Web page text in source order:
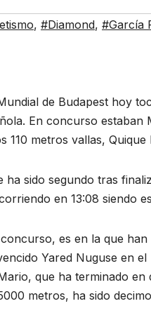
, #Diamond, #García
de Budapest hoy
En concurso
metros vallas, Quique
sido segundo tras
en 13:08 siendo
es en la que
Yared Nuguse en
que ha terminado
metros, ha sido